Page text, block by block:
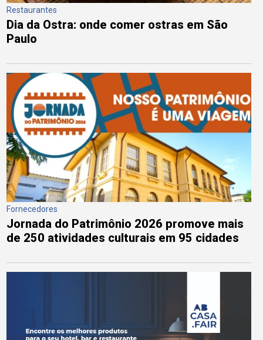
Restaurantes
Dia da Ostra: onde comer ostras em São
Paulo
Fornecedores
Jornada do Patrimônio 2026 promove mais
de 250 atividades culturais em 95 cidades